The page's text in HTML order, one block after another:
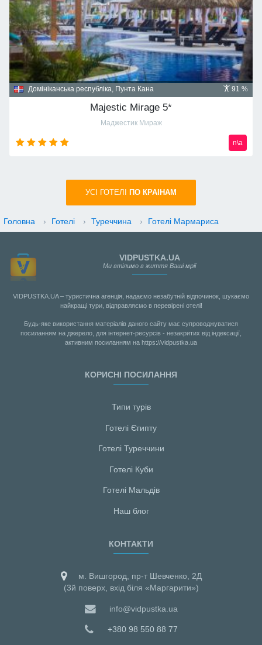
91 %
Домініканська республіка, Пунта Кана
Majestic Mirage 5*
Маджестик Мираж
n\a
УСI ГОТЕЛІ ПО КРАIНАМ
Головна › Готелі › Туреччина › Готелі Мармариса
VIDPUSTKA.UA
Ми втілимо в життя Ваші мрії
VIDPUSTKA.UA – туристична агенція, надаємо незабутній відпочинок, шукаємо
найкращі тури, відправляємо в перевірені отелі!
Будь-яке використання матеріалів даного сайту має супроводжуватися
посиланням на джерело, для інтернет-ресурсів - незакритих від індексації,
активним посиланням на https://vidpustka.ua
КОРИСНІ ПОСИЛАННЯ
Типи турів
Готелі Єгипту
Готелі Туреччини
Готелі Куби
Готелі Мальдiв
Наш блог
КОНТАКТИ
м. Вишгород, пр-т Шевченко, 2Д
(3й поверх, вхід біля «Маргарити»)
info@vidpustka.ua
+380 98 550 88 77